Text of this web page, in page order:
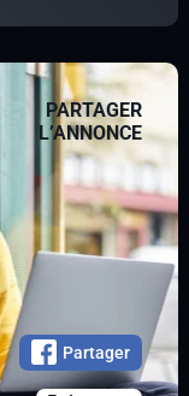
PARTAGER
L’ANNONCE
Partager